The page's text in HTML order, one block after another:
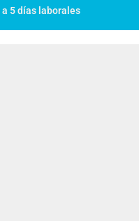
a 5 días laborales